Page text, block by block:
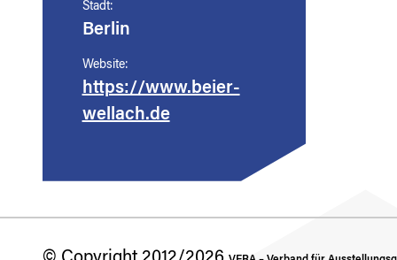
Stadt:
Berlin
Website:
https://www.beier-
wellach.de